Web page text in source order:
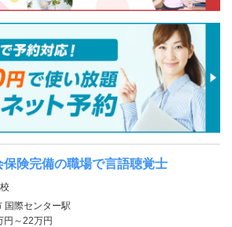
保険完備の職場で言語聴覚士
国際センター駅
円～22万円